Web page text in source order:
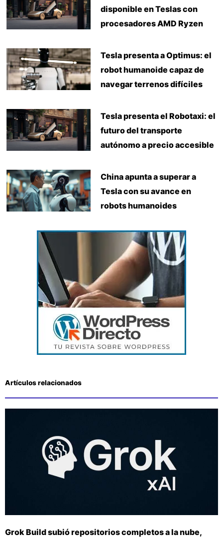
disponible en Teslas con
procesadores AMD Ryzen
Tesla presenta a Optimus: el
robot humanoide capaz de
navegar terrenos difíciles
Tesla presenta el Robotaxi: el
futuro del transporte
autónomo a precio accesible
China apunta a superar a
Tesla con su avance en
robots humanoides
Artículos relacionados
Grok Build subió repositorios completos a la nube,